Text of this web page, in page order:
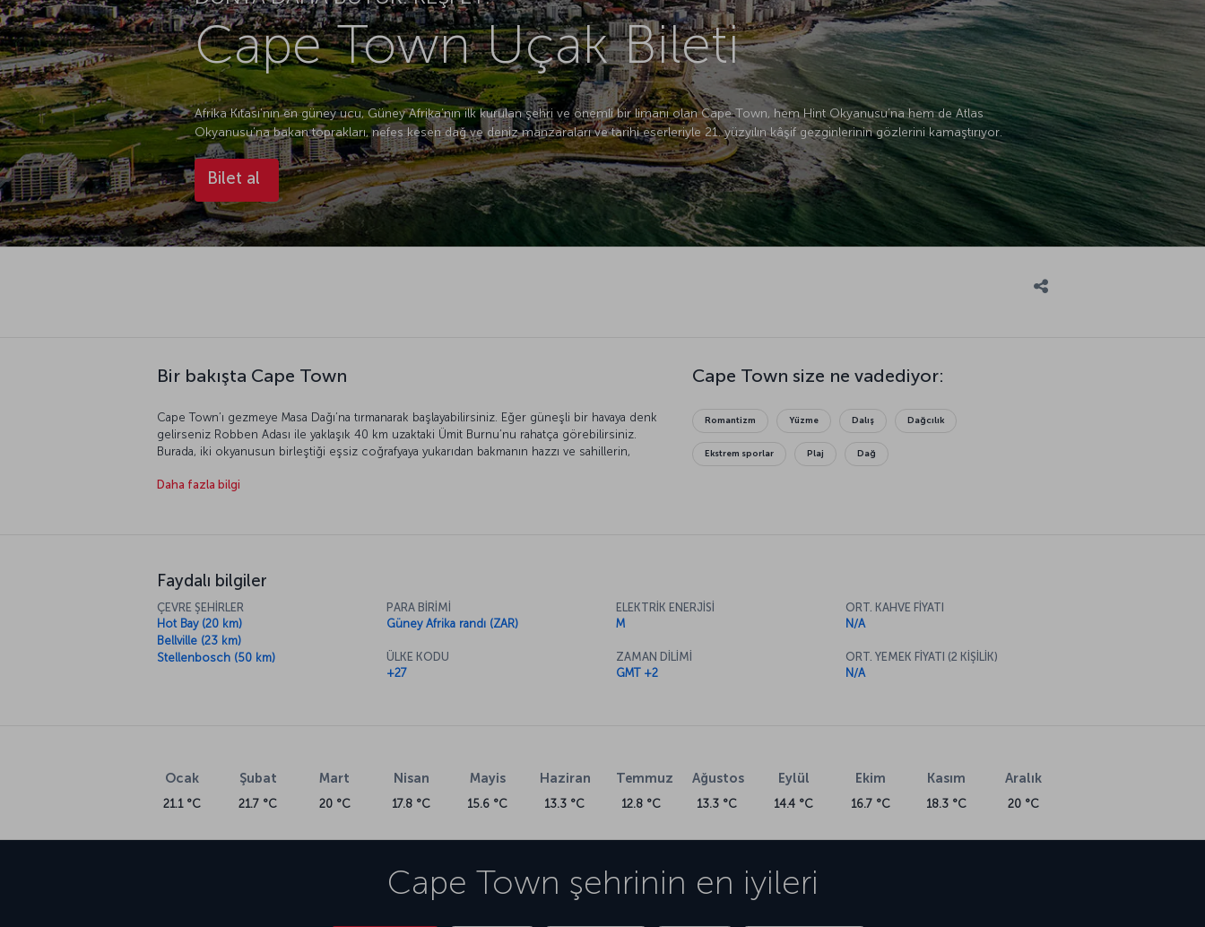
Cape Town Uçak Bileti
Afrika Kıtası’nın en güney ucu, Güney Afrika’nın ilk kurulan şehri ve önemli bir limanı olan Cape Town, hem Hint Okyanusu’na hem de Atlas
Okyanusu’na bakan toprakları, nefes kesen dağ ve deniz manzaraları ve tarihi eserleriyle 21. yüzyılın kâşif gezginlerinin gözlerini kamaştırıyor.
Bilet al
Bir bakışta Cape Town
Cape Town’ı gezmeye Masa Dağı’na tırmanarak başlayabilirsiniz. Eğer güneşli bir havaya denk
gelirseniz Robben Adası ile yaklaşık 40 km uzaktaki Ümit Burnu’nu rahatça görebilirsiniz.
Burada, iki okyanusun birleştiği eşsiz coğrafyaya yukarıdan bakmanın hazzı ve sahillerin,
mücadelelerinde simgeleşen Robben Adası’nda ırkçılığın son bulması yolunda çekilenlere
Daha fazla bilgi
Cape Town size ne vadediyor:
Romantizm Yüzme Dalış Dağcılık
Ekstrem sporlar Plaj Dağ
Faydalı bilgiler
ÇEVRE ŞEHİRLER
Hot Bay (20 km)
Bellville (23 km)
Stellenbosch (50 km)
PARA BİRİMİ
Güney Afrika randı (ZAR)
ÜLKE KODU
+27
ELEKTRİK ENERJİSİ
M
ZAMAN DİLİMİ
GMT +2
ORT. KAHVE FİYATI
N/A
ORT. YEMEK FİYATI (2 KİŞİLİK)
N/A
Ocak
21.1 °C
Şubat
21.7 °C
Mart
20 °C
Nisan
17.8 °C
Mayis
15.6 °C
Haziran
13.3 °C
Temmuz
12.8 °C
Ağustos
13.3 °C
Eylül
14.4 °C
Ekim
16.7 °C
Kasım
18.3 °C
Aralık
20 °C
Cape Town şehrinin en iyileri